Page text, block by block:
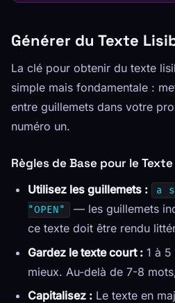
Générer du Texte
La clé pour obtenir du texte
simple mais fondamentale :
entre guillemets dans votre
numéro un.
Règles de Base pour le Texte
Utilisez les guillemets :
a
"OPEN"
— les guillemets
ce texte doit être rendu
Gardez le texte court : 1 à
mieux. Au-delà de 7-8
Capitalisez : Le texte en